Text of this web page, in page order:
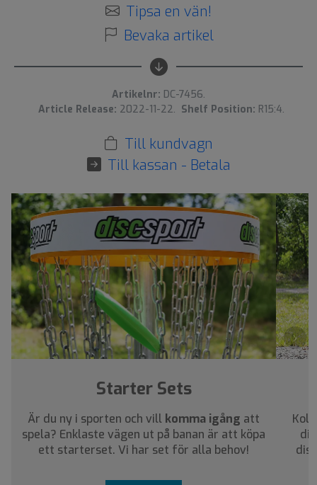
Tipsa en vän!
Bevaka artikel
Artikelnr: DC-7456.
Article Release: 2022-11-22. Shelf Position: R15:4.
Till kundvagn
Till kassan - Betala
›
Starter Sets
Är du ny i sporten och vill komma igång att
spela? Enklaste vägen ut på banan är att köpa
ett starterset. Vi har set för alla behov!